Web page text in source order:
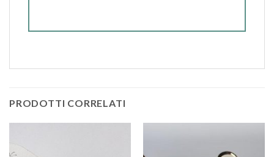
PRODOTTI CORRELATI